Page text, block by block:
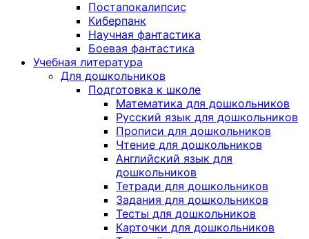
Постапокалипсис
Киберпанк
Научная фантастика
Боевая фантастика
Учебная литература
Для дошкольников
Подготовка к школе
Математика для дошкольников
Русский язык для дошкольников
Прописи для дошкольников
Чтение для дошкольников
Английский язык для
дошкольников
Тетради для дошкольников
Задания для дошкольников
Тесты для дошкольников
Карточки для дошкольников